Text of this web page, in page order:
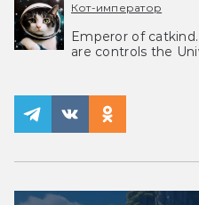
Кот-император
Emperor of
are controls the